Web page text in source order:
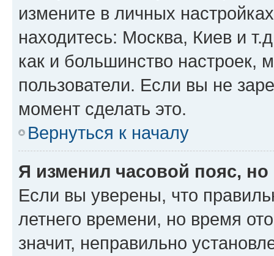
измените в личных
находитесь: Москва, Киев и
как и большинство настроек,
пользователи. Если вы не
момент сделать это.
Вернуться к началу
Я изменил часовой пояс,
Если вы уверены, что
летнего времени, но время
значит, неправильно